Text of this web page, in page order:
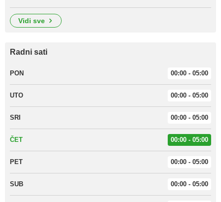
vidi sve
Radni sati
PON 00:00 - 05:00
UTO 00:00 - 05:00
SRI 00:00 - 05:00
ČET 00:00 - 05:00
PET 00:00 - 05:00
SUB 00:00 - 05:00